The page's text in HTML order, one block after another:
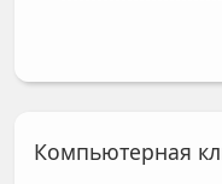
Компьютерная